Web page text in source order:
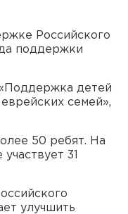
Российского
поддержки
детей
семей»,
50 ребят. На
31
улучшить